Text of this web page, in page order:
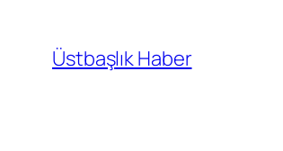
Üstbaşlık Haber